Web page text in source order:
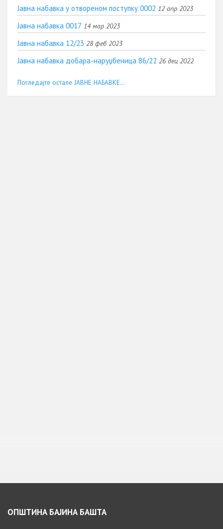
Јавна набавка у отвореном поступку 0002 12 апр 2023
Јавна набавка 0017 14 мар 2023
Јавна набавка 12/23 28 феб 2023
Јавна набавка добара-наруџбеница 86/22 26 дец 2022
Погледајте остале ЈАВНЕ НАБАВКЕ...
ОПШТИНА БАЈИНА БАШТА